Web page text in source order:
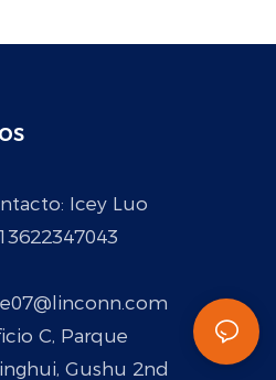
Icey Luo
C, Parque
Gushu 2nd